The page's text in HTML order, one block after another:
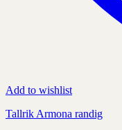
Add to wishlist
Tallrik Armona randig